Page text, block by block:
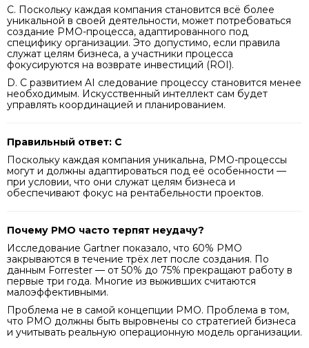
C. Поскольку каждая компания становится всё более
уникальной в своей деятельности, может потребоваться
создание PMO-процесса, адаптированного под
специфику организации. Это допустимо, если правила
служат целям бизнеса, а участники процесса
фокусируются на возврате инвестиций (ROI).
D. С развитием AI следование процессу становится менее
необходимым. Искусственный интеллект сам будет
управлять координацией и планированием.
Правильный ответ: C
Поскольку каждая компания уникальна, PMO-процессы
могут и должны адаптироваться под её особенности —
при условии, что они служат целям бизнеса и
обеспечивают фокус на рентабельности проектов.
Почему PMO часто терпят неудачу?
Исследование Gartner показало, что 60% PMO
закрываются в течение трёх лет после создания. По
данным Forrester — от 50% до 75% прекращают работу в
первые три года. Многие из выживших считаются
малоэффективными.
Проблема не в самой концепции PMO. Проблема в том,
что PMO должны быть выровнены со стратегией бизнеса
и учитывать реальную операционную модель организации.